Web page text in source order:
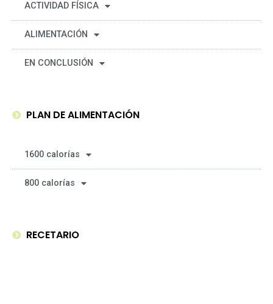
ACTIVIDAD FÍSICA
ALIMENTACIÓN
EN CONCLUSIÓN
PLAN DE ALIMENTACIÓN
1600 calorías
800 calorías
RECETARIO